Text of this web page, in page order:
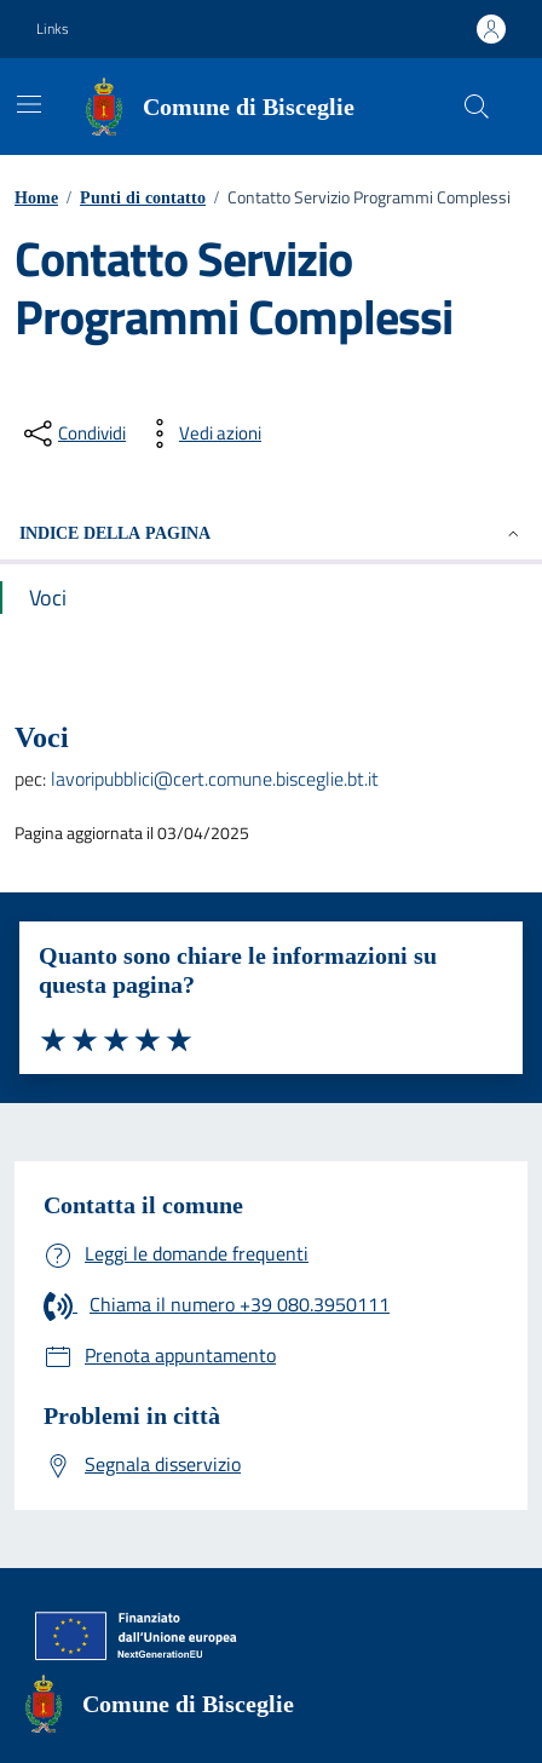
Links
Comune di Bisceglie
Home / Punti di contatto / Contatto Servizio Programmi Complessi
Contatto Servizio
Programmi Complessi
Condividi Vedi azioni
INDICE DELLA PAGINA
Voci
Voci
pec: lavoripubblici@cert.comune.bisceglie.bt.it
Pagina aggiornata il 03/04/2025
Quanto sono chiare le informazioni su
questa pagina?
Valuta 5 stelle su 5
Valuta 4 stelle su 5
Valuta 3 stelle su 5
Valuta 2 stelle su 5
Valuta 1 stelle su 5
Contatta il comune
Leggi le domande frequenti
Chiama il numero +39 080.3950111
Prenota appuntamento
Problemi in città
Segnala disservizio
Comune di Bisceglie